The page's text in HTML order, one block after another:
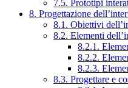
7.5. Prototipi
8. Progettazione
8.1. Obiettivi
8.2. Elementi
8.2.1.
8.2.2.
8.2.3.
8.3. Progettare e